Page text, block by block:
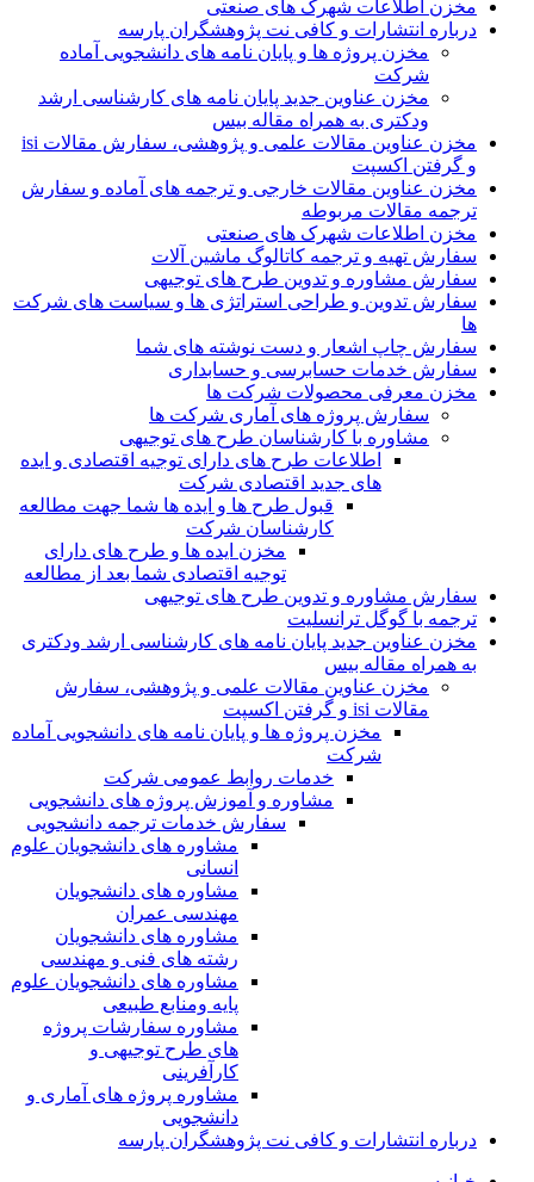
مخزن اطلاعات شهرک های صنعتی
درباره انتشارات و کافی نت پژوهشگران پارسه
مخزن پروژه ها و پایان نامه های دانشجویی آماده
شرکت
مخزن عناوین جدید پایان نامه های کارشناسی ارشد
ودکتری به همراه مقاله بیس
مخزن عناوین مقالات علمی و پژوهشی، سفارش مقالات isi
و گرفتن اکسپت
مخزن عناوین مقالات خارجی و ترجمه های آماده و سفارش
ترجمه مقالات مربوطه
مخزن اطلاعات شهرک های صنعتی
سفارش تهیه و ترجمه کاتالوگ ماشین آلات
سفارش مشاوره و تدوین طرح های توجیهی
سفارش تدوین و طراحی استراتژی ها و سیاست های شرکت
ها
سفارش چاپ اشعار و دست نوشته های شما
سفارش خدمات حسابرسی و حسابداری
مخزن معرفی محصولات شرکت ها
سفارش پروژه های آماری شرکت ها
مشاوره با کارشناسان طرح های توجیهی
اطلاعات طرح های دارای توجیه اقتصادی و ایده
های جدید اقتصادی شرکت
قبول طرح ها و ایده ها شما جهت مطالعه
کارشناسان شرکت
مخزن ایده ها و طرح های دارای
توجیه اقتصادی شما بعد از مطالعه
سفارش مشاوره و تدوین طرح های توجیهی
ترجمه با گوگل ترانسلیت
مخزن عناوین جدید پایان نامه های کارشناسی ارشد ودکتری
به همراه مقاله بیس
مخزن عناوین مقالات علمی و پژوهشی، سفارش
مقالات isi و گرفتن اکسپت
مخزن پروژه ها و پایان نامه های دانشجویی آماده
شرکت
خدمات روابط عمومی شرکت
مشاوره و آموزش پروژه های دانشجویی
سفارش خدمات ترجمه دانشجویی
مشاوره های دانشجویان علوم
انسانی
مشاوره های دانشجویان
مهندسی عمران
مشاوره های دانشجویان
رشته های فنی و مهندسی
مشاوره های دانشجویان علوم
پایه ومنابع طبیعی
مشاوره سفارشات پروژه
های طرح توجیهی و
کارآفرینی
مشاوره پروژه های آماری و
دانشجویی
درباره انتشارات و کافی نت پژوهشگران پارسه